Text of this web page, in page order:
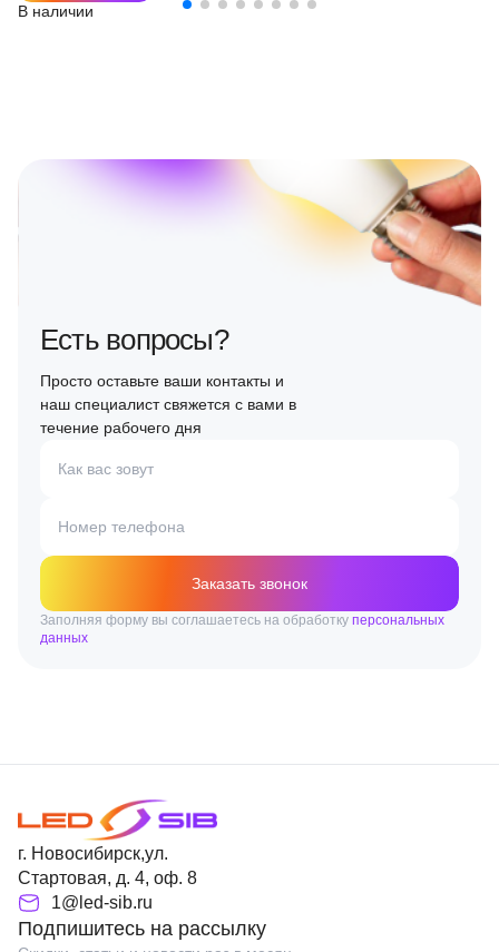
В наличии
Есть вопросы?
Просто оставьте ваши контакты и
наш специалист свяжется с вами в
течение рабочего дня
Как вас зовут
Номер телефона
Заказать звонок
Заполняя форму вы соглашаетесь на обработку персональных
данных
г. Новосибирск,ул.
Стартовая, д. 4, оф. 8
1@led-sib.ru
Подпишитесь на рассылку